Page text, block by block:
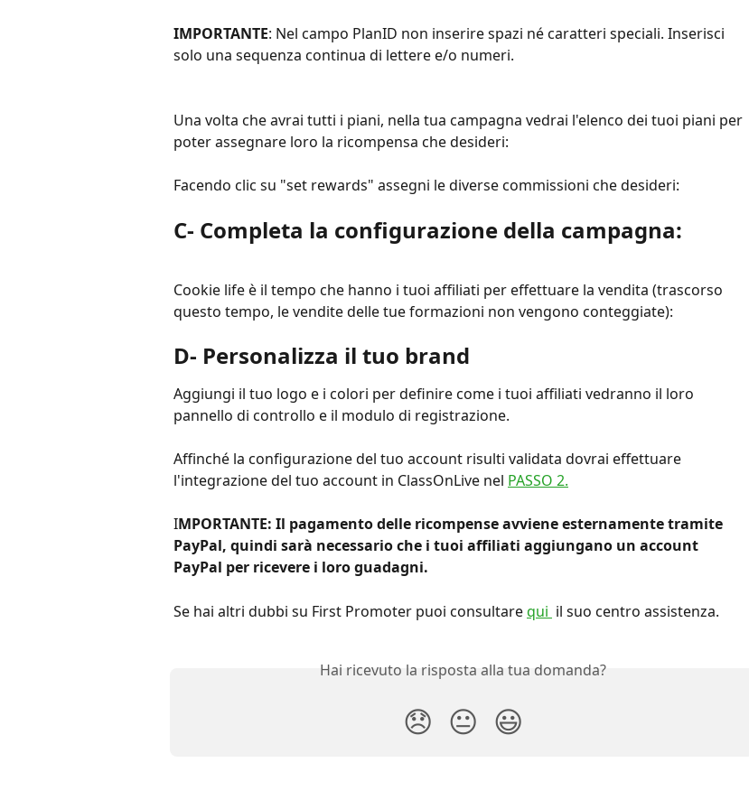
IMPORTANTE: Nel campo PlanID non inserire spazi né caratteri speciali. Inserisci
solo una sequenza continua di lettere e/o numeri.
Una volta che avrai tutti i piani, nella tua campagna vedrai l'elenco dei tuoi piani per
poter assegnare loro la ricompensa che desideri:
Facendo clic su "set rewards" assegni le diverse commissioni che desideri:
C- Completa la configurazione della campagna:
Cookie life è il tempo che hanno i tuoi affiliati per effettuare la vendita (trascorso
questo tempo, le vendite delle tue formazioni non vengono conteggiate):
D- Personalizza il tuo brand
Aggiungi il tuo logo e i colori per definire come i tuoi affiliati vedranno il loro
pannello di controllo e il modulo di registrazione.
Affinché la configurazione del tuo account risulti validata dovrai effettuare
l'integrazione del tuo account in ClassOnLive nel PASSO 2.
IMPORTANTE: Il pagamento delle ricompense avviene esternamente tramite
PayPal, quindi sarà necessario che i tuoi affiliati aggiungano un account
PayPal per ricevere i loro guadagni.
Se hai altri dubbi su First Promoter puoi consultare qui il suo centro assistenza.
Hai ricevuto la risposta alla tua domanda?
😞 😐 😃